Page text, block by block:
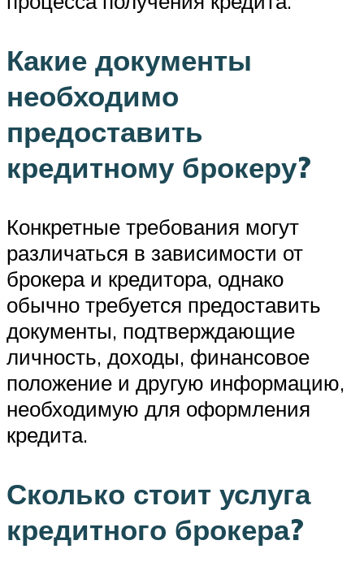
Какие документы
необходимо
предоставить
кредитному брокеру?
Конкретные требования могут
различаться в зависимости от
брокера и кредитора, однако
обычно требуется предоставить
документы, подтверждающие
личность, доходы, финансовое
положение и другую информацию,
необходимую для оформления
кредита.
Сколько стоит услуга
кредитного брокера?